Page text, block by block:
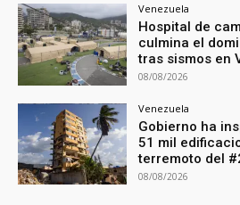
Venezuela
Hospital de
culmina el
tras sismos en
08/08/2026
Venezuela
Gobierno ha
51 mil
terremoto del
08/08/2026